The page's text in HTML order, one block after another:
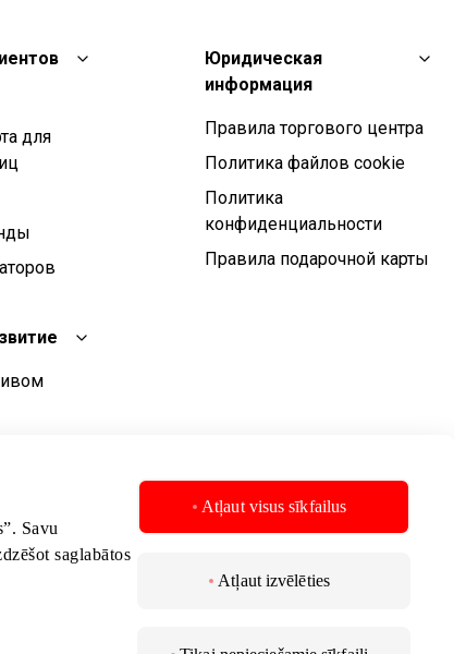
Savu
saglabātos
Atļaut visus sīkfailus
Atļaut izvēlēties
для
Юридическая
информация
Правила торгового центра
Политика файлов cookie
Политика
конфиденциальности
Правила подарочной карты